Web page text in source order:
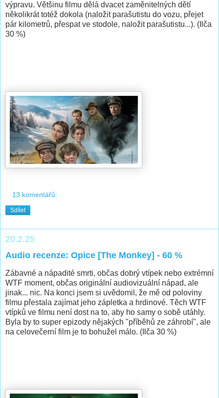
výpravu. Většinu filmu dělá dvacet zaměnitelných dětí
několikrát totéž dokola (naložit parašutistu do vozu, přejet
pár kilometrů, přespat ve stodole, naložit parašutistu...). (Ilča
30 %)
13 komentářů:
Sdílet
20.2.25
Audio recenze: Opice [The Monkey] - 60 %
Zábavné a nápadité smrti, občas dobrý vtípek nebo extrémní
WTF moment, občas originální audiovizuální nápad, ale
jinak... nic. Na konci jsem si uvědomil, že mě od poloviny
filmu přestala zajímat jeho zápletka a hrdinové. Těch WTF
vtípků ve filmu není dost na to, aby ho samy o sobě utáhly.
Byla by to super epizody nějakých "příběhů ze záhrobí", ale
na celovečerní film je to bohužel málo. (Ilča 30 %)